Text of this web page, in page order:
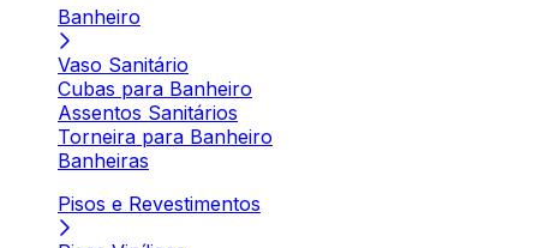
Banheiro
Vaso Sanitário
Cubas para Banheiro
Assentos Sanitários
Torneira para Banheiro
Banheiras
Pisos e Revestimentos